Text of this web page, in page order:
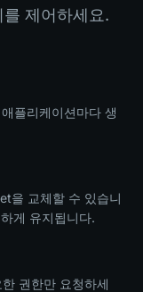
제어하세요.
플리케이션마다 생
을 교체할 수 있습니
게 유지됩니다.
권한만 요청하세